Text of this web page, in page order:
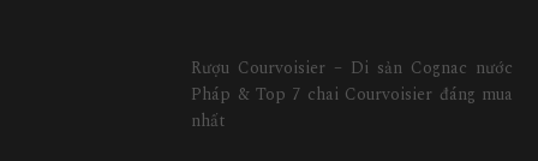
Rượu Courvoisier – Di sản Cognac nước
Pháp & Top 7 chai Courvoisier đáng mua
nhất